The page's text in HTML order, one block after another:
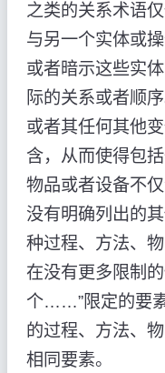
之类的关系术语
与另一个实体或
或者暗示这些实
际的关系或者顺
或者其任何其他
含，从而使得包
物品或者设备不
没有明确列出的
种过程、方法、
在没有更多限制
个……”限定的要
的过程、方法、
相同要素。